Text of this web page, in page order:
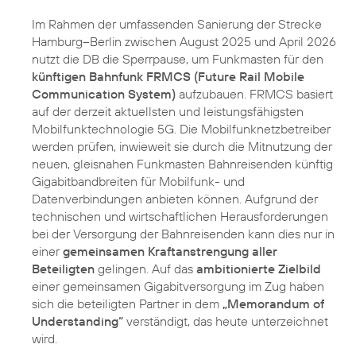
Im Rahmen der umfassenden Sanierung der Strecke
Hamburg–Berlin zwischen August 2025 und April 2026
nutzt die DB die Sperrpause, um Funkmasten für den
künftigen Bahnfunk FRMCS (Future Rail Mobile
Communication System) aufzubauen. FRMCS basiert
auf der derzeit aktuellsten und leistungsfähigsten
Mobilfunktechnologie 5G. Die Mobilfunknetzbetreiber
werden prüfen, inwieweit sie durch die Mitnutzung der
neuen, gleisnahen Funkmasten Bahnreisenden künftig
Gigabitbandbreiten für Mobilfunk- und
Datenverbindungen anbieten können. Aufgrund der
technischen und wirtschaftlichen Herausforderungen
bei der Versorgung der Bahnreisenden kann dies nur in
einergemeinsamen Kraftanstrengung aller
Beteiligten gelingen. Auf das ambitionierte Zielbild
einer gemeinsamen Gigabitversorgung im Zug haben
sich die beteiligten Partner in dem „Memorandum of
Understanding“ verständigt, das heute unterzeichnet
wird.